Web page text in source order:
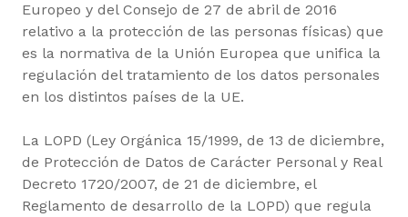
Europeo y del Consejo de 27 de abril de 2016
relativo a la protección de las personas físicas) que
es la normativa de la Unión Europea que unifica la
regulación del tratamiento de los datos personales
en los distintos países de la UE.
La LOPD (Ley Orgánica 15/1999, de 13 de diciembre,
de Protección de Datos de Carácter Personal y Real
Decreto 1720/2007, de 21 de diciembre, el
Reglamento de desarrollo de la LOPD) que regula